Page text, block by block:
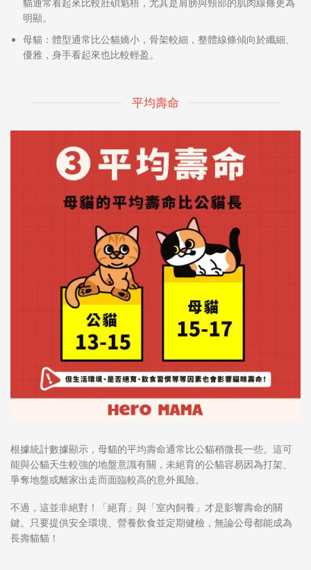
貓通常看起來比較壯碩魁梧，尤其是肩膀與頸部的肌肉線條更為
明顯。
母貓：體型通常比公貓嬌小，骨架較細，整體線條傾向於纖細、
優雅，身手看起來也比較輕盈。
平均壽命
根據統計數據顯示， 母貓的平均壽命通常比公貓稍微長一些。這可
能與公貓天生較強的地盤意識有關，未絕育的公貓容易因為打架、
爭奪地盤或離家出走而面臨較高的意外風險。
不過，這並非絕對！ 「絕育」 與 「室內飼養」 才是影響壽命的關
鍵。只要提供安全環境、營養飲食並定期健檢，無論公母都能成為
長壽貓貓！